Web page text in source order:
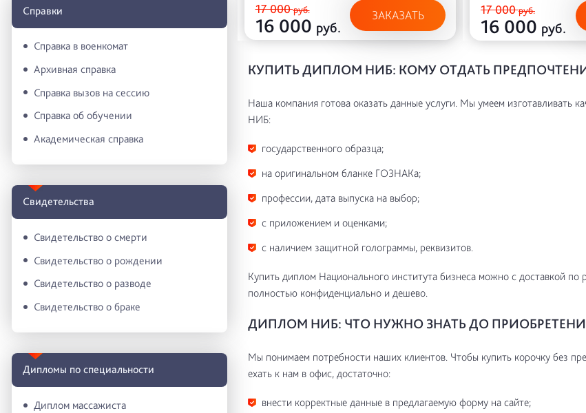
Справки
Справка в военкомат
Архивная справка
Справка вызов на сессию
Справка об обучении
Академическая справка
Свидетельства
Свидетельство о смерти
Свидетельство о рождении
Свидетельство о разводе
Свидетельство о браке
Дипломы по специальности
Диплом массажиста
17 000руб.
16 000 руб.
ЗАКАЗАТЬ 17 000руб.
16 000 руб.
КУПИТЬ ДИПЛОМ НИБ: КОМУ ОТДАТЬ
Наша компания готова оказать данные услуги. Мы умеем изготавливать
НИБ:
государственного образца;
на оригинальном бланке ГОЗНАКа;
профессии, дата выпуска на выбор;
с приложением и оценками;
с наличием защитной голограммы, реквизитов.
Купить диплом Национального института бизнеса можно с доставкой по
полностью конфиденциально и дешево.
ДИПЛОМ НИБ: ЧТО НУЖНО ЗНАТЬ ДО
Мы понимаем потребности наших клиентов. Чтобы купить корочку без
ехать к нам в офис, достаточно:
внести корректные данные в предлагаемую форму на сайте;